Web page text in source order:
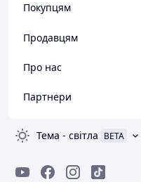
Покупцям
Продавцям
Про нас
Партнери
Тема - світла BETA